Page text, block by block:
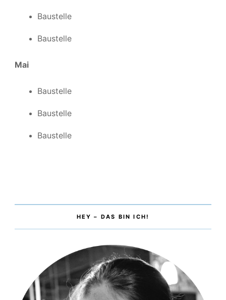
Baustelle
Baustelle
Mai
Baustelle
Baustelle
Baustelle
HEY – DAS BIN ICH!